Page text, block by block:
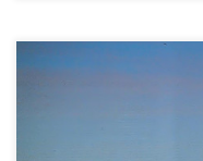
En cerca de 29 millones
trabajo de